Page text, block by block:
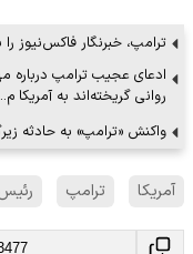
ترامپ، خبرنگار فاکس‌نیوز
ادعای عجیب ترامپ درباره
روانی گریخته‌اند به آمریکا
واکنش «ترامپ» به حادثه
آمریکا ترامپ